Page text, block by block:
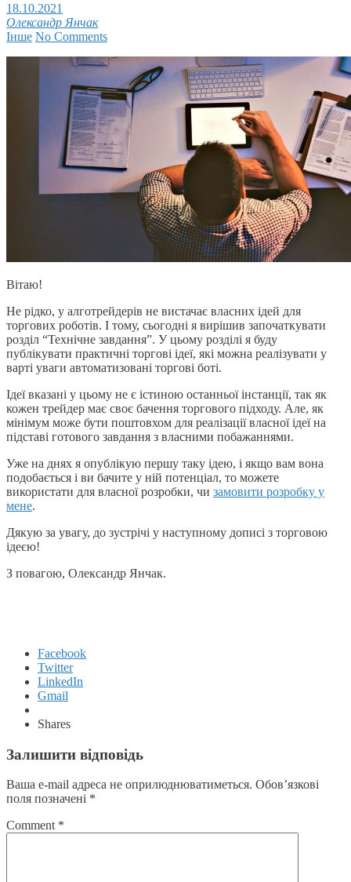
18.10.2021
Олександр Янчак
Інше No Comments
Вітаю!
Не рідко, у алготрейдерів не вистачає власних ідей для
торгових роботів. І тому, сьогодні я вирішив започаткувати
розділ “Технічне завдання”. У цьому розділі я буду
публікувати практичні торгові ідеї, які можна реалізувати у
варті уваги автоматизовані торгові боті.
Ідеї вказані у цьому не є істиною останньої інстанції, так як
кожен трейдер має своє бачення торгового підходу. Але, як
мінімум може бути поштовхом для реалізації власної ідеї на
підставі готового завдання з власними побажаннями.
Уже на днях я опублікую першу таку ідею, і якщо вам вона
подобається і ви бачите у ній потенціал, то можете
використати для власної розробки, чи замовити розробку у
мене.
Дякую за увагу, до зустрічі у наступному дописі з торговою
ідеєю!
З повагою, Олександр Янчак.
Facebook
Twitter
LinkedIn
Gmail
Shares
Залишити відповідь
Ваша e-mail адреса не оприлюднюватиметься. Обов’язкові
поля позначені *
Comment *